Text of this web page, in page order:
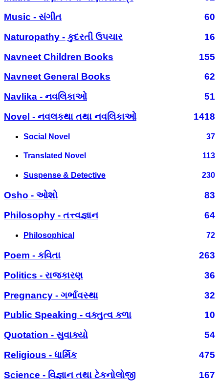
Music - સંગીત
60
Naturopathy - કુદરતી ઉપચાર
16
Navneet Children Books
155
Navneet General Books
62
Navlika - નવલિકાઓ
51
Novel - નવલકથા તથા નવલિકાઓ
1418
Social Novel 37
Translated Novel 113
Suspense & Detective 230
Osho - ઓશો
83
Philosophy - તત્ત્વજ્ઞાન
64
Philosophical 72
Poem - કવિતા
263
Politics - રાજકારણ
36
Pregnancy - ગર્ભાવસ્થા
32
Public Speaking - વક્તુત્વ કળા
10
Quotation - સુવાક્યો
54
Religious - ધાર્મિક
475
Science - વિજ્ઞાન તથા ટેકનોલોજી
167